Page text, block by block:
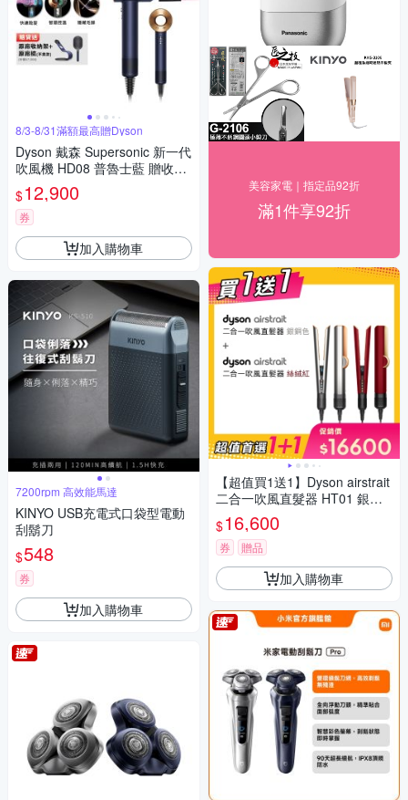
8/3-8/31滿額最高贈Dyson
Dyson 戴森 Supersonic 新一代
吹風機 HD08 普魯士藍 贈收納
架+原廠梳
$12,900
券
加入購物車
7200rpm 高效能馬達
KINYO USB充電式口袋型電動
刮鬍刀
$548
券
加入購物車
美容家電｜指定品92折
滿1件享92折
【超值買1送1】Dyson airstrait
二合一吹風直髮器 HT01 銀銅
色 贈 HT01 絲絨紅
$16,600
券 贈品
加入購物車